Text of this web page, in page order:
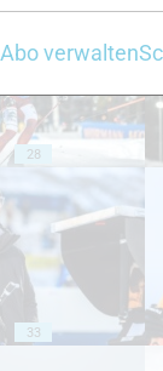
28
33
Abo verwalten